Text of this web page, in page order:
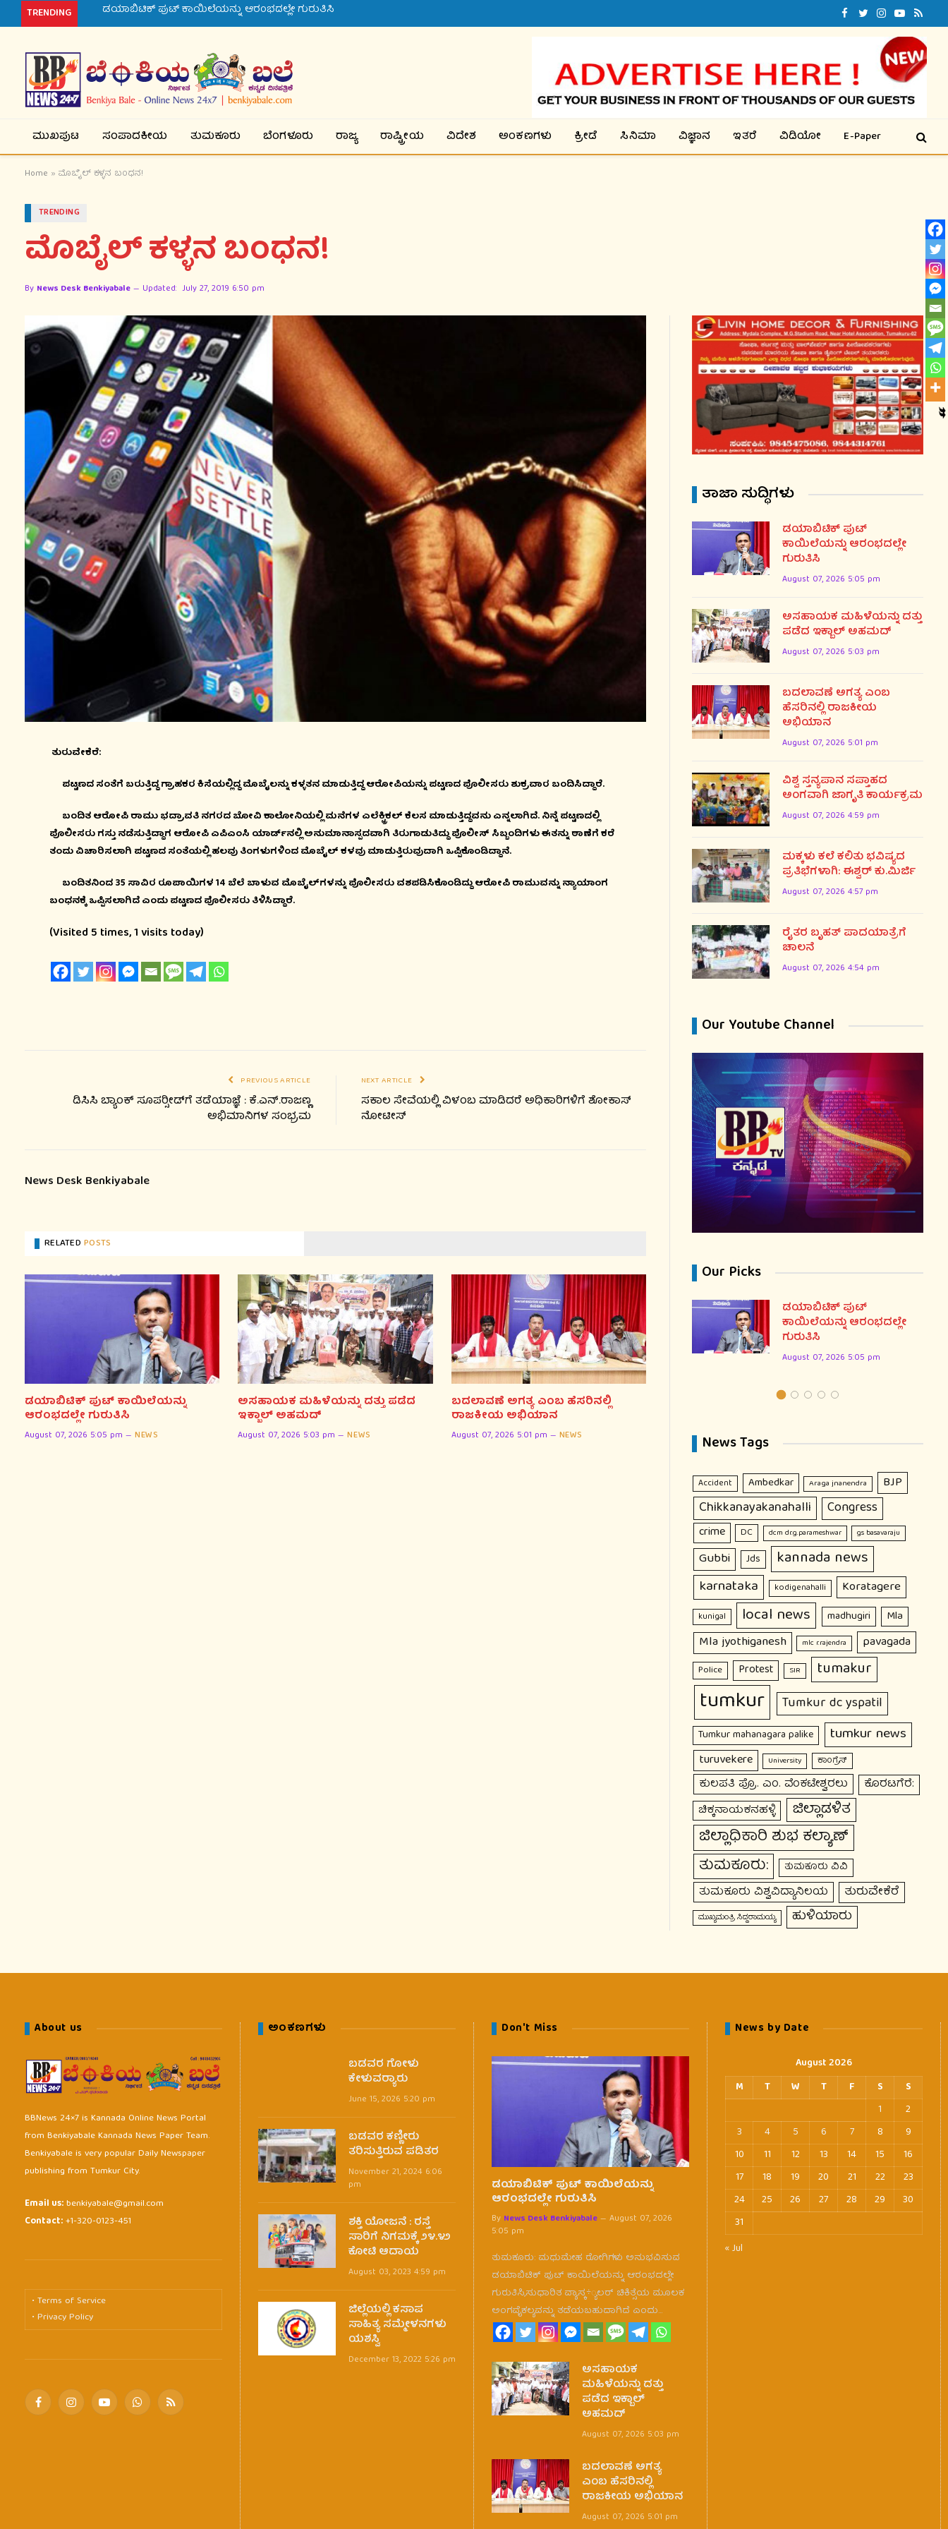
TRENDING ಡಯಾಬಿಟಿಕ್ ಪುಟ್ ಕಾಯಿಲೆಯನ್ನು ಆರಂಭದಲ್ಲೇ ಗುರುತಿಸಿ
Facebook
TwitterInstagram
YouTube
RSS
ಮುಖಪುಟ ಸಂಪಾದಕೀಯ ತುಮಕೂರು ಬೆಂಗಳೂರು ರಾಜ್ಯ ರಾಷ್ಟ್ರೀಯ ವಿದೇಶ ಅಂಕಣಗಳು ಕ್ರೀಡೆ ಸಿನಿಮಾ ವಿಜ್ಞಾನ ಇತರೆ ವಿಡಿಯೋ E-Paper
Home » ಮೊಬೈಲ್ ಕಳ್ಳನ ಬಂಧನ!
TRENDING
ಮೊಬೈಲ್ ಕಳ್ಳನ ಬಂಧನ!
By News Desk Benkiyabale Updated: July 27, 2019 6:50 pm
ತುರುವೇಕೆರೆ:
ಪಟ್ಟಣದ ಸಂತೆಗೆ ಬರುತ್ತಿದ್ದ ಗ್ರಾಹಕರ ಕಿಸೆಯಲ್ಲಿದ್ದ ಮೊಬೈಲನ್ನು ಕಳ್ಳತನ ಮಾಡುತ್ತಿದ್ದ ಆರೋಪಿಯನ್ನು ಪಟ್ಟಣದ ಪೊಲೀಸರು ಶುಕ್ರವಾರ ಬಂದಿಸಿದ್ದಾರೆ.
ಬಂದಿತ ಆರೋಪಿ ರಾಮು ಭದ್ರಾವತಿ ನಗರದ ಬೋವಿ ಕಾಲೋನಿಯಲ್ಲಿ ಮನೆಗಳ ಎಲೆಕ್ಟ್ರಿಕಲ್ ಕೆಲಸ ಮಾಡುತ್ತಿದ್ದವನು ಎನ್ನಲಾಗಿದೆ. ನಿನ್ನೆ ಪಟ್ಟಣದಲ್ಲಿ
ಪೊಲೀಸರು ಗಸ್ತು ನಡೆಸುತ್ತಿದ್ದಾಗ ಆರೋಪಿ ಎಪಿಎಂಸಿ ಯಾರ್ಡ್‍ನಲ್ಲಿ ಅನುಮಾನಾಸ್ಪದವಾಗಿ ತಿರುಗಾಡುತಿದ್ದು ಪೊಲೀಸ್ ಸಿಬ್ಬಂದಿಗಳು ಈತನ್ನು ಠಾಣೆಗೆ ಕರೆ
ತಂದು ವಿಚಾರಿಸಲಾಗಿ ಪಟ್ಟಣದ ಸಂತೆಯಲ್ಲಿ ಹಲವು ತಿಂಗಳುಗಳಿಂದ ಮೊಬೈಲ್ ಕಳವು ಮಾಡುತ್ತಿರುವುದಾಗಿ ಒಪ್ಪಿಕೊಂಡಿದ್ದಾನೆ.
ಬಂದಿತನಿಂದ 35 ಸಾವಿರ ರೂಪಾಯಿಗಳ 14 ಬೆಲೆ ಬಾಳುವ ಮೊಬೈಲ್‍ಗಳನ್ನು ಪೊಲೀಸರು ವಶಪಡಿಸಿಕೊಂಡಿದ್ದು ಆರೋಪಿ ರಾಮುವನ್ನು ನ್ಯಾಯಾಂಗ
ಬಂಧನಕ್ಕೆ ಒಪ್ಪಿಸಲಾಗಿದೆ ಎಂದು ಪಟ್ಟಣದ ಪೊಲೀಸರು ತಿಳಿಸಿದ್ದಾರೆ.
(Visited 5 times, 1 visits today)
PREVIOUS ARTICLE
ಡಿಸಿಸಿ ಬ್ಯಾಂಕ್ ಸೂಪರ್‍ಸೀಡ್‍ಗೆ ತಡೆಯಾಜ್ಞೆ : ಕೆ.ಎನ್.ರಾಜಣ್ಣ
ಅಭಿಮಾನಿಗಳ ಸಂಭ್ರಮ
NEXT ARTICLE
ಸಕಾಲ ಸೇವೆಯಲ್ಲಿ ವಿಳಂಬ ಮಾಡಿದರೆ ಅಧಿಕಾರಿಗಳಿಗೆ ಶೋಕಾಸ್
ನೋಟೀಸ್
News Desk Benkiyabale
RELATEDPOSTS
ಡಯಾಬಿಟಿಕ್ ಪುಟ್ ಕಾಯಿಲೆಯನ್ನು
ಆರಂಭದಲ್ಲೇ ಗುರುತಿಸಿ
August 07, 2026 5:05 pm NEWS
ಅಸಹಾಯಕ ಮಹಿಳೆಯನ್ನು ದತ್ತು ಪಡೆದ
ಇಕ್ಬಾಲ್ ಅಹಮದ್
August 07, 2026 5:03 pm NEWS
ಬದಲಾವಣೆ ಅಗತ್ಯ ಎಂಬ ಹೆಸರಿನಲ್ಲಿ
ರಾಜಕೀಯ ಅಭಿಯಾನ
August 07, 2026 5:01 pm NEWS
ತಾಜಾ ಸುದ್ಧಿಗಳು
ಡಯಾಬಿಟಿಕ್ ಪುಟ್
ಕಾಯಿಲೆಯನ್ನು ಆರಂಭದಲ್ಲೇ
ಗುರುತಿಸಿ
August 07, 2026 5:05 pm
ಅಸಹಾಯಕ ಮಹಿಳೆಯನ್ನು ದತ್ತು
ಪಡೆದ ಇಕ್ಬಾಲ್ ಅಹಮದ್
August 07, 2026 5:03 pm
ಬದಲಾವಣೆ ಅಗತ್ಯ ಎಂಬ
ಹೆಸರಿನಲ್ಲಿ ರಾಜಕೀಯ
ಅಭಿಯಾನ
August 07, 2026 5:01 pm
ವಿಶ್ವ ಸ್ತನ್ಯಪಾನ ಸಪ್ತಾಹದ
ಅಂಗವಾಗಿ ಜಾಗೃತಿ ಕಾರ್ಯಕ್ರಮ
August 07, 2026 4:59 pm
ಮಕ್ಕಳು ಕಲೆ ಕಲಿತು ಭವಿಷ್ಯದ
ಪ್ರತಿಭೆಗಳಾಗಿ: ಈಶ್ವರ್ ಕು.ಮಿರ್ಜಿ
August 07, 2026 4:57 pm
ರೈತರ ಬೃಹತ್ ಪಾದಯಾತ್ರೆಗೆ
ಚಾಲನೆ
August 07, 2026 4:54 pm
Our Youtube Channel
Our Picks
ಮಕ್ಕಳು ಕಲೆ ಕಲಿತು ಭವಿಷ್ಯದ
ಪ್ರತಿಭೆಗಳಾಗಿ: ಈಶ್ವರ್ ಕು.ಮಿರ್ಜಿ
August 07, 2026 4:57 pm
ಡಯಾಬಿಟಿಕ್ ಪುಟ್
ಕಾಯಿಲೆಯನ್ನು ಆರಂಭದಲ್ಲೇ
ಗುರುತಿಸಿ
August 07, 2026 5:05 pm
News Tags
Accident Ambedkar Araga jnanendra BJP
Chikkanayakanahalli Congress
crime DC dcm dr.g.parameshwar gs basavaraju
Gubbi Jds kannada news
karnataka kodigenahalli Koratagere
kunigal local news madhugiri Mla
Mla jyothiganesh mlc r.rajendra pavagada
Police Protest SIR tumakur
tumkur Tumkur dc yspatil
Tumkur mahanagara palike tumkur news
turuvekere University ಕಾಂಗ್ರೆಸ್
ಕುಲಪತಿ ಪ್ರೊ. ಎಂ. ವೆಂಕಟೇಶ್ವರಲು ಕೊರಟಗೆರೆ:
ಚಿಕ್ಕನಾಯಕನಹಳ್ಳಿ ಜಿಲ್ಲಾಡಳಿತ
ಜಿಲ್ಲಾಧಿಕಾರಿ ಶುಭ ಕಲ್ಯಾಣ್
ತುಮಕೂರು:
ತುಮಕೂರು ವಿವಿ
ತುಮಕೂರು ವಿಶ್ವವಿದ್ಯಾನಿಲಯ ತುರುವೇಕೆರೆ
ಮುಖ್ಯಮಂತ್ರಿ ಸಿದ್ದರಾಮಯ್ಯ ಹುಳಿಯಾರು
About us
BBNews 24×7 is Kannada Online News Portal
from Benkiyabale Kannada News Paper Team.
Benkiyabale is very popular Daily Newspaper
publishing from Tumkur City.
Email us:benkiyabale@gmail.com
Contact:+1-320-0123-451
• Terms of Service
• Privacy Policy
FacebookInstagramYouTubeWhatsApp
RSS
ಅಂಕಣಗಳು
ಬಡವರ ಗೋಳು
ಕೇಳುವರ‍್ಯಾರು
June 15, 2026 5:20 pm
ಬಡವರ ಕಣ್ಣೀರು
ತರಿಸುತ್ತಿರುವ ಪಡಿತರ
November 21, 2024 6:06
pm
ಶಕ್ತಿ ಯೋಜನೆ : ರಸ್ತೆ
ಸಾರಿಗೆ ನಿಗಮಕ್ಕೆ ೨೪.೪೨
ಕೋಟಿ ಆದಾಯ
August 03, 2023 4:59 pm
ಜಿಲ್ಲೆಯಲ್ಲಿ ಕಸಾಪ
ಸಾಹಿತ್ಯ ಸಮ್ಮೇಳನಗಳು
ಯಶಸ್ವಿ
December 13, 2022 5:26 pm
Don't Miss
ಡಯಾಬಿಟಿಕ್ ಪುಟ್ ಕಾಯಿಲೆಯನ್ನು
ಆರಂಭದಲ್ಲೇ ಗುರುತಿಸಿ
By News Desk Benkiyabale
August 07, 2026
5:05 pm
ತುಮಕೂರು: ಮಧುಮೇಹ ರೋಗಿಗಳು ಅನುಭವಿಸುವ
ಡಯಾಬಿಟಿಕ್ ಪುಟ್ ಕಾಯಿಲೆಯನ್ನು ಆರಂಭದಲ್ಲೇ
ಗುರುತಿಸಿ,ಸುಧಾರಿತ ವ್ಯಾಸ್ಕ÷್ಯಲರ್ ಚಿಕಿತ್ಸೆಯ ಮೂಲಕ
ಅಂಗವೈಕಲ್ಯವನ್ನು ತಡೆಯಬಹುದಾಗಿದೆ ಎಂದು…
ಅಸಹಾಯಕ
ಮಹಿಳೆಯನ್ನು ದತ್ತು
ಪಡೆದ ಇಕ್ಬಾಲ್
ಅಹಮದ್
August 07, 2026 5:03 pm
ಬದಲಾವಣೆ ಅಗತ್ಯ
ಎಂಬ ಹೆಸರಿನಲ್ಲಿ
ರಾಜಕೀಯ ಅಭಿಯಾನ
August 07, 2026 5:01 pm
News by Date
August 2026
M
T W T F S
S
1
2
3
4 5 6 7 8
9
10
11 12 13 14 15
16
17
18 19 20 21 22
23
24
25 26 27 28 29
30
31
« Jul